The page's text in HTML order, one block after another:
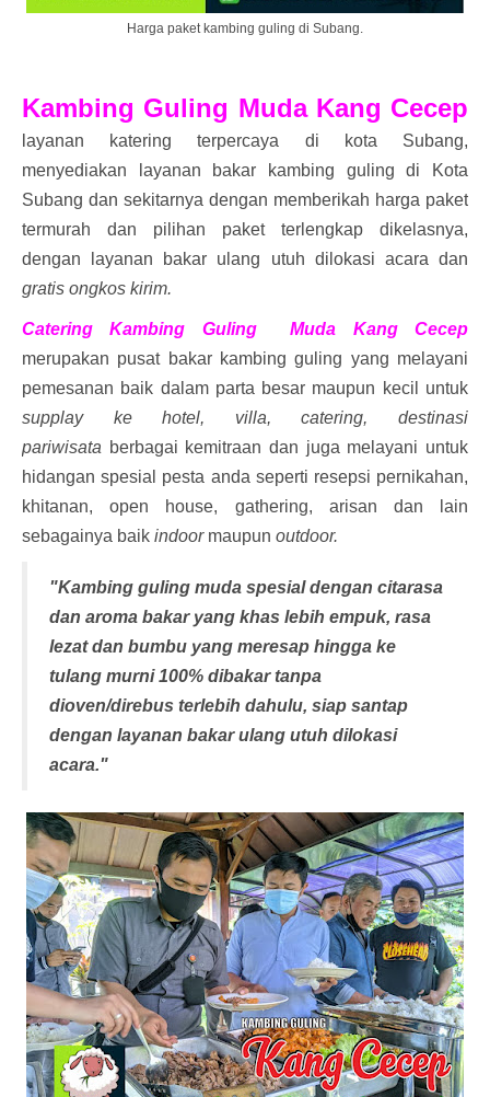
Harga paket kambing guling di Subang.
Kambing Guling Muda Kang Cecep
layanan katering terpercaya di kota Subang,
menyediakan layanan bakar kambing guling di Kota
Subang dan sekitarnya dengan memberikah harga paket
termurah dan pilihan paket terlengkap dikelasnya,
dengan layanan bakar ulang utuh dilokasi acara dan
gratis ongkos kirim.
Catering Kambing Guling Muda Kang Cecep
merupakan pusat bakar kambing guling yang melayani
pemesanan baik dalam parta besar maupun kecil untuk
supplay ke hotel, villa, catering, destinasi
pariwisata berbagai kemitraan dan juga melayani untuk
hidangan spesial pesta anda seperti resepsi pernikahan,
khitanan, open house, gathering, arisan dan lain
sebagainya baik indoormaupun outdoor.
"Kambing guling muda spesial dengan citarasa
dan aroma bakar yang khas lebih empuk, rasa
lezat dan bumbu yang meresap hingga ke
tulang murni 100% dibakar tanpa
dioven/direbus terlebih dahulu, siap santap
dengan layanan bakar ulang utuh dilokasi
acara."